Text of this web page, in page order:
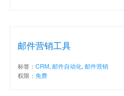
邮件营销工具
标签： CRM, 邮件自动化, 邮件营销
权限： 免费